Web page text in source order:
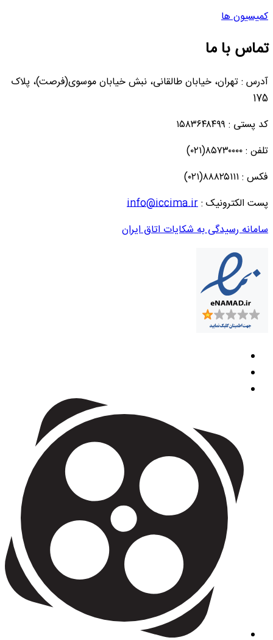
کمیسیون ها
تماس با ما
آدرس : تهران، خیابان طالقانی، نبش خیابان موسوی(فرصت)، پلاک
175
کد پستی : ۱۵۸۳۶۴۸۴۹۹
تلفن : ۸۵۷۳۰۰۰۰(۰۲۱)
فکس : ۸۸۸۲۵۱۱۱(۰۲۱)
پست الکترونیک :info@iccima.ir
سامانه رسیدگی به شکایات اتاق ایران